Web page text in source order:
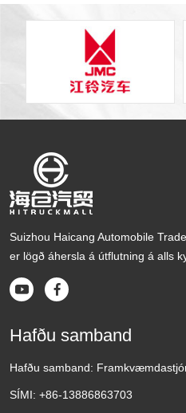
Suizhou Haicang Automobile
er lögð áhersla á útflutning á alls
 
Hafðu samband
Hafðu samband:
SÍMI: +86-13886863703